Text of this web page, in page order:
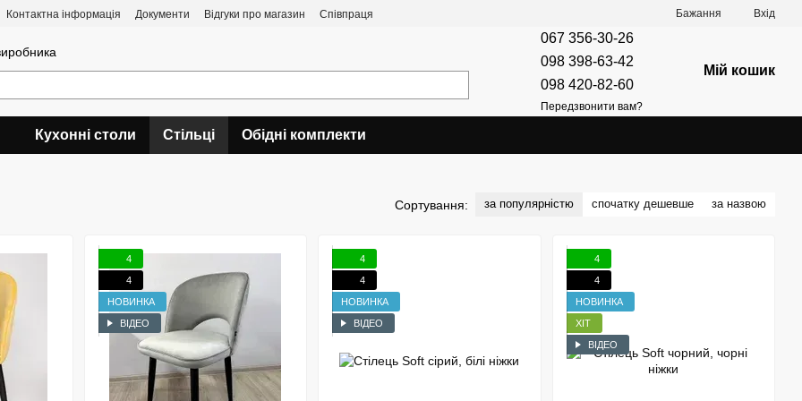
Контактна інформація Документи Відгуки про магазин Співпраця Бажання Вхід
067 356-30-26
098 398-63-42
098 420-82-60
Передзвонити вам?
Мій кошик
Кухонні столи Стільці Обідні комплекти
Сортування: за популярністю спочатку дешевше за назвою
4
4
НОВИНКА
ВІДЕО
4
4
НОВИНКА
ВІДЕО
4
4
НОВИНКА
ХІТ
ВІДЕО